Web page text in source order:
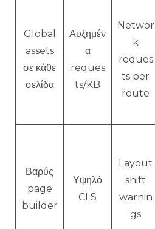
Global
assets
σε κάθε
σελίδα
Αυξημέν
α
reques
ts/KB
Networ
k
reques
ts per
route
Βαρύς
page
builder
Υψηλό
CLS
Layout
shift
warnin
gs